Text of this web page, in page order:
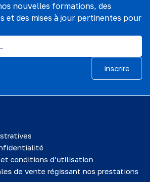
nouvelles formations, des
et des mises à jour pertinentes pour
inscrire
conditions d’utilisation
de vente régissant nos prestations